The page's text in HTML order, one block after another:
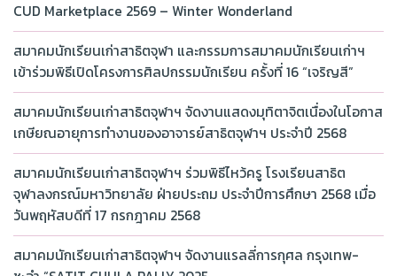
CUD Marketplace 2569 – Winter Wonderland
สมาคมนักเรียนเก่าสาธิตจุฬา และกรรมการสมาคมนักเรียนเก่าฯ
เข้าร่วมพิธีเปิดโครงการศิลปกรรมนักเรียน ครั้งที่ 16 “เจริญสี”
สมาคมนักเรียนเก่าสาธิตจุฬาฯ จัดงานแสดงมุทิตาจิตเนื่องในโอกาส
เกษียณอายุการทำงานของอาจารย์สาธิตจุฬาฯ ประจำปี 2568
สมาคมนักเรียนเก่าสาธิตจุฬาฯ ร่วมพิธีไหว้ครู โรงเรียนสาธิต
จุฬาลงกรณ์มหาวิทยาลัย ฝ่ายประถม ประจำปีการศึกษา 2568 เมื่อ
วันพฤหัสบดีที่ 17 กรกฎาคม 2568
สมาคมนักเรียนเก่าสาธิตจุฬาฯ จัดงานแรลลี่การกุศล กรุงเทพ-